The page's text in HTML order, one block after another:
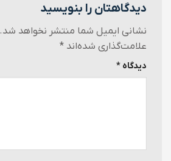
دیدگاهتان را بنویسید
نشانی ایمیل شما منتشر نخواهد شد.
علامت‌گذاری شده‌اند *
دیدگاه *